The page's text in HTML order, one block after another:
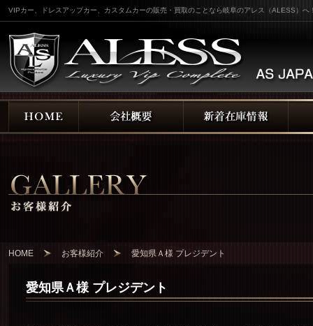
VIPカー、ドレスアップカー、カスタムカーの販売・買取のことなら岐阜のアレス（ALESS）へ
HOME お客様紹介 愛知県Ａ様 プレジデント
愛知県Ａ様 プレジデント